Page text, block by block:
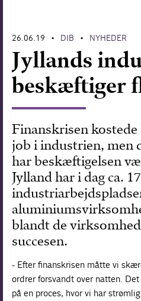
26.06.19 • DIB • NYHEDER
Jyllands
beskæftiger
Finanskrisen
job i industrien, men
har beskæftigelsen
Jylland har i dag ca.
blandt de
succesen.
- Efter finanskrisen måtte vi
ordrer forsvandt over natten.
på en proces, hvor vi har